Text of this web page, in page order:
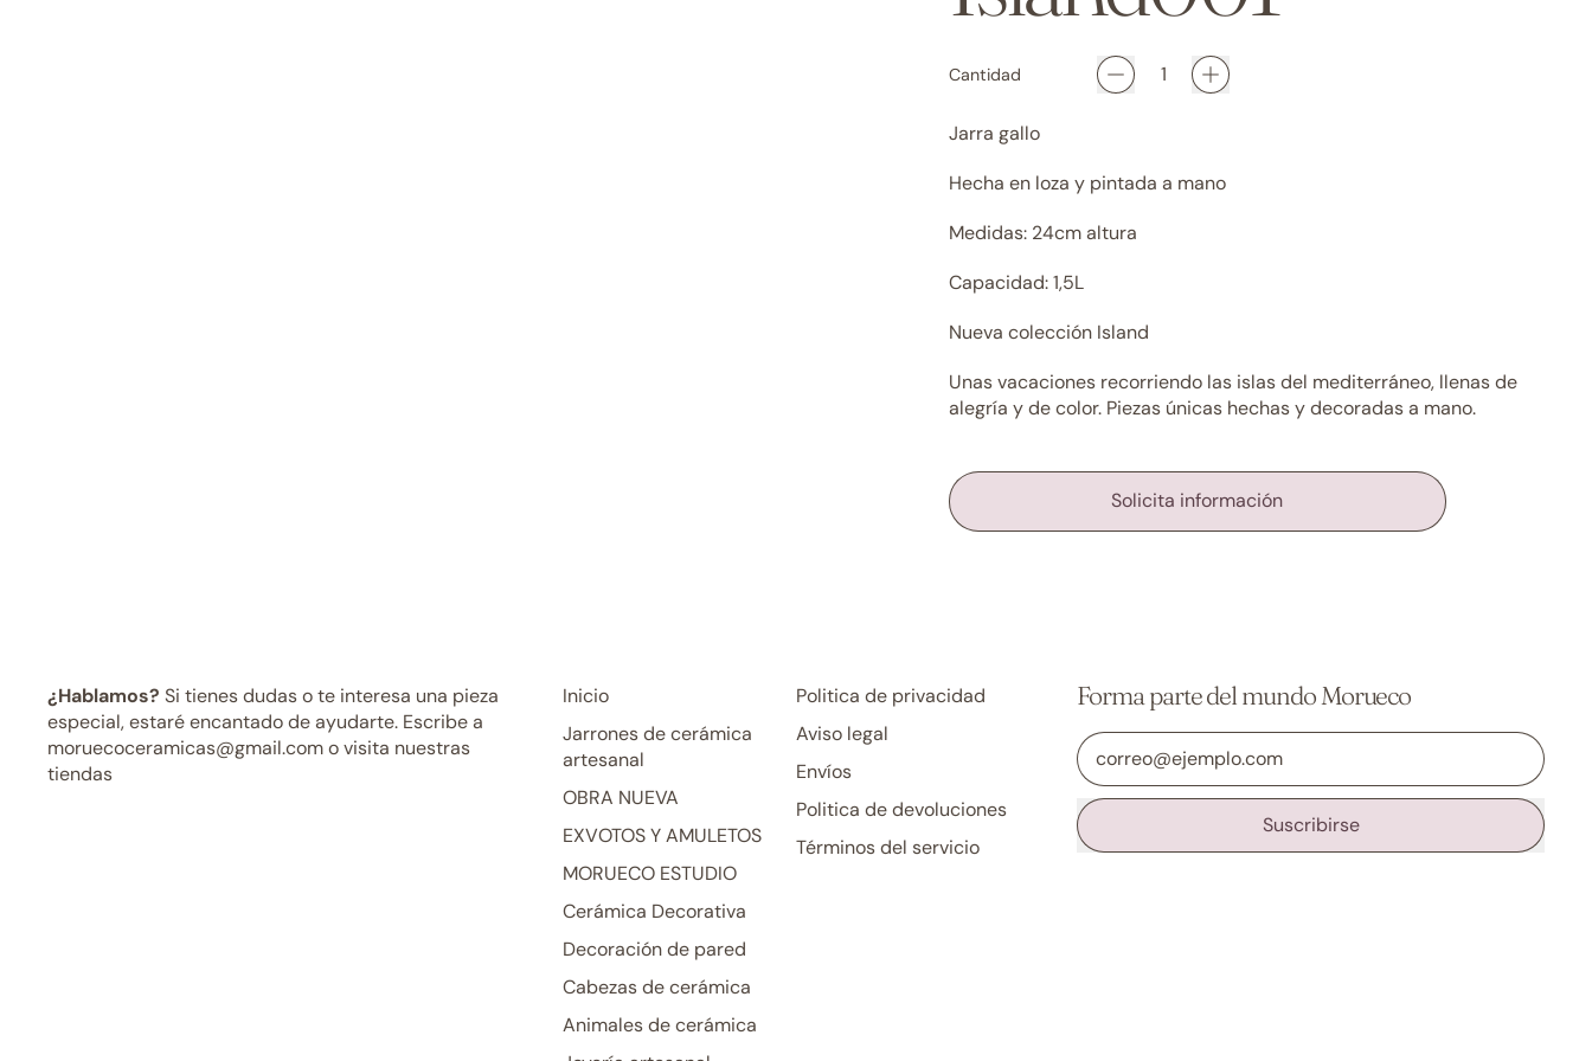
Cantidad
Jarra gallo
Hecha en loza y pintada a mano
Medidas: 24cm altura
Capacidad: 1,5L
Nueva colección Island
Unas vacaciones recorriendo las islas del mediterráneo, llenas de
alegría y de color. Piezas únicas hechas y decoradas a mano.
Solicita información
¿Hablamos? Si tienes dudas o te interesa una pieza
especial, estaré encantado de ayudarte. Escribe a
moruecoceramicas@gmail.com o visita nuestras
tiendas
Inicio
Jarrones de cerámica
artesanal
OBRA NUEVA
EXVOTOS Y AMULETOS
MORUECO ESTUDIO
Cerámica Decorativa
Decoración de pared
Cabezas de cerámica
Animales de cerámica
Politica de privacidad
Aviso legal
Envíos
Politica de devoluciones
Términos del servicio
Forma parte del mundo Morueco
Dirección de correo electrónico
Suscribirse